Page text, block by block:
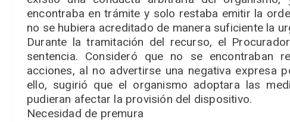
encontraba en trámite y solo restaba emitir la
no se hubiera acreditado de manera suficiente la
Durante la tramitación del recurso, el
sentencia. Consideró que no se encontraban
acciones, al no advertirse una negativa expresa
ello, sugirió que el organismo adoptara las
pudieran afectar la provisión del dispositivo.
Necesidad de premura